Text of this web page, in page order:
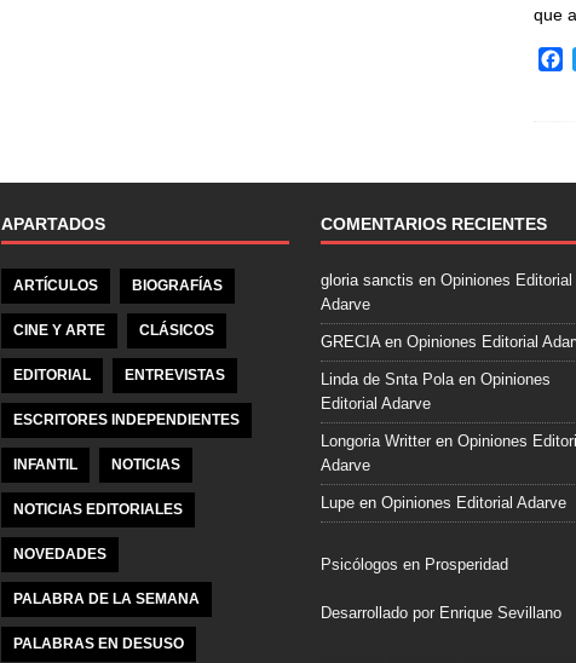
que
o
APARTADOS
ARTÍCULOS BIOGRAFÍAS
CINE Y ARTE CLÁSICOS
EDITORIAL ENTREVISTAS
ESCRITORES INDEPENDIENTES
INFANTIL NOTICIAS
NOTICIAS EDITORIALES
NOVEDADES
PALABRA DE LA SEMANA
PALABRAS EN DESUSO
COMENTARIOS RECIENTES
gloria sanctis en Opiniones Editorial
Adarve
GRECIAen Opiniones Editorial
Linda de Snta Polaen Opiniones
Editorial Adarve
Longoria Writteren Opiniones
Adarve
Lupeen Opiniones Editorial Adarve
Psicólogos en Prosperidad
Desarrollado por Enrique Sevillano